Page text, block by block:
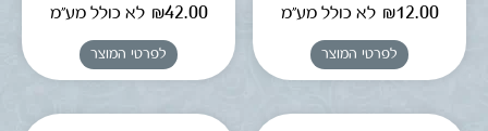
₪12.00 לא כולל מע"מ
לפרטי המוצר
₪42.00 לא כולל מע"מ
לפרטי המוצר